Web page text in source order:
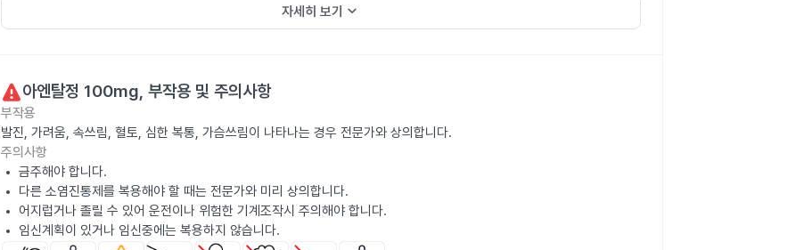
자세히 보기 keyboard_arrow_down
아엔탈정 100mg, 부작용 및 주의사항
부작용
발진, 가려움, 속쓰림, 혈토, 심한 복통, 가슴쓰림이 나타나는 경우 전문가와 상의합니다.
주의사항
금주해야 합니다.
다른 소염진통제를 복용해야 할 때는 전문가와 미리 상의합니다.
어지럽거나 졸릴 수 있어 운전이나 위험한 기계조작시 주의해야 합니다.
임신계획이 있거나 임신중에는 복용하지 않습니다.